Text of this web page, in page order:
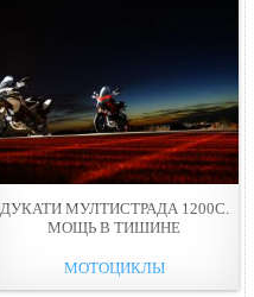
ДУКАТИ МУЛТИСТРАДА 1200С.
МОЩЬ В ТИШИНЕ
МОТОЦИКЛЫ